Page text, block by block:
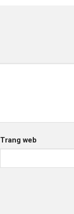
Trang web